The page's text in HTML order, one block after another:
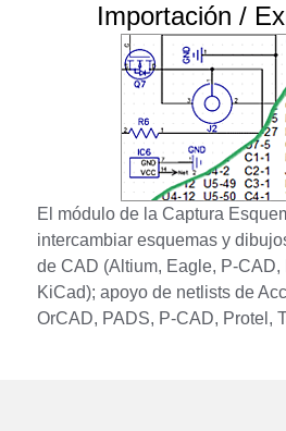
Importación /
El módulo de la Captura
intercambiar esquemas y
de CAD (Altium, Eagle, P-CAD,
KiCad); apoyo de netlists de
OrCAD, PADS, P-CAD, Protel,